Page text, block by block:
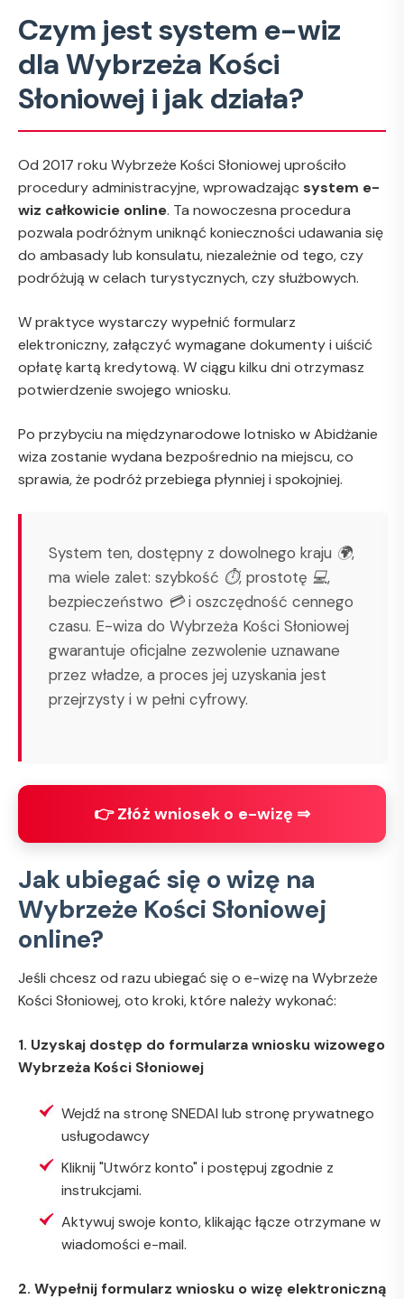
Czym jest system e-wiz
dla Wybrzeża Kości
Słoniowej i jak działa?
Od 2017 roku Wybrzeże Kości Słoniowej uprościło
procedury administracyjne, wprowadzającsystem e-
wiz całkowicie online. Ta nowoczesna procedura
pozwala podróżnym uniknąć konieczności udawania się
do ambasady lub konsulatu, niezależnie od tego, czy
podróżują w celach turystycznych, czy służbowych.
W praktyce wystarczy wypełnić formularz
elektroniczny, załączyć wymagane dokumenty i uiścić
opłatę kartą kredytową. W ciągu kilku dni otrzymasz
potwierdzenie swojego wniosku.
Po przybyciu na międzynarodowe lotnisko w Abidżanie
wiza zostanie wydana bezpośrednio na miejscu, co
sprawia, że podróż przebiega płynniej i spokojniej.
System ten, dostępny z dowolnego kraju 🌍,
ma wiele zalet: szybkość ⏱, prostotę 💻,
bezpieczeństwo 💳 i oszczędność cennego
czasu. E-wiza do Wybrzeża Kości Słoniowej
gwarantuje oficjalne zezwolenie uznawane
przez władze, a proces jej uzyskania jest
przejrzysty i w pełni cyfrowy.
👉 Złóż wniosek o e-wizę ⇒
Jak ubiegać się o wizę na
Wybrzeże Kości Słoniowej
online?
Jeśli chcesz od razu ubiegać się o e-wizę na Wybrzeże
Kości Słoniowej, oto kroki, które należy wykonać:
1. Uzyskaj dostęp do formularza wniosku wizowego
Wybrzeża Kości Słoniowej
Wejdź na stronę SNEDAI lub stronę prywatnego
usługodawcy
Kliknij "Utwórz konto" i postępuj zgodnie z
instrukcjami.
Aktywuj swoje konto, klikając łącze otrzymane w
wiadomości e-mail.
2. Wypełnij formularz wniosku o wizę elektroniczną